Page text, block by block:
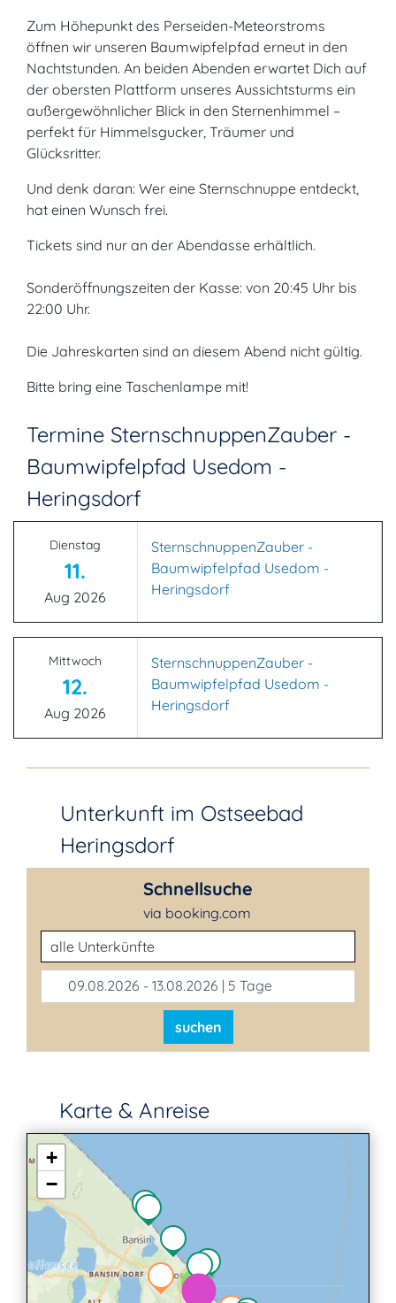
Zum Höhepunkt des Perseiden-Meteorstroms
öffnen wir unseren Baumwipfelpfad erneut in den
Nachtstunden. An beiden Abenden erwartet Dich auf
der obersten Plattform unseres Aussichtsturms ein
außergewöhnlicher Blick in den Sternenhimmel –
perfekt für Himmelsgucker, Träumer und
Glücksritter.
Und denk daran: Wer eine Sternschnuppe entdeckt,
hat einen Wunsch frei.
Tickets sind nur an der Abendasse erhältlich.
Sonderöffnungszeiten der Kasse: von 20:45 Uhr bis
22:00 Uhr.
Die Jahreskarten sind an diesem Abend nicht gültig.
Bitte bring eine Taschenlampe mit!
Termine SternschnuppenZauber -
Baumwipfelpfad Usedom -
Heringsdorf
Dienstag
11.
Aug 2026
SternschnuppenZauber -
Baumwipfelpfad Usedom -
Heringsdorf
Mittwoch
12.
Aug 2026
SternschnuppenZauber -
Baumwipfelpfad Usedom -
Heringsdorf
Unterkunft im Ostseebad
Heringsdorf
Schnellsuche
via booking.com
Unterkunftsart
09.08.2026 - 13.08.2026 | 5 Tage
suchen
Karte & Anreise
+
−